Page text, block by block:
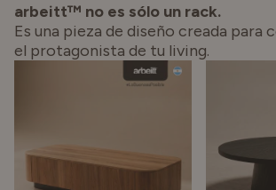
arbeitt™ no es sólo un rack.
Es una pieza de diseño creada para
el protagonista de tu living.